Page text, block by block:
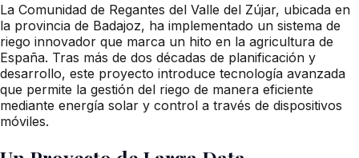
La Comunidad de Regantes del Valle del Zújar, ubicada en
la provincia de Badajoz, ha implementado un sistema de
riego innovador que marca un hito en la agricultura de
España. Tras más de dos décadas de planificación y
desarrollo, este proyecto introduce tecnología avanzada
que permite la gestión del riego de manera eficiente
mediante energía solar y control a través de dispositivos
móviles.